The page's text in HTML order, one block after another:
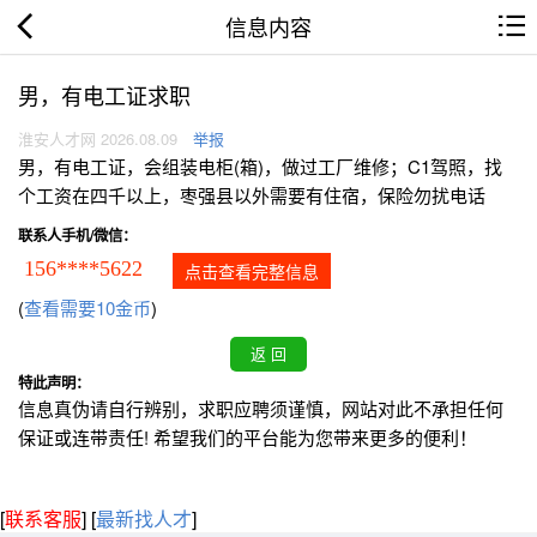
信息内容
男，有电工证求职
淮安人才网 2026.08.09 举报
男，有电工证，会组装电柜(箱)，做过工厂维修；C1驾照，找
个工资在四千以上，枣强县以外需要有住宿，保险勿扰电话
联系人手机/微信：
156****5622 点击查看完整信息
(查看需要10金币)
特此声明：
信息真伪请自行辨别，求职应聘须谨慎，网站对此不承担任何
保证或连带责任! 希望我们的平台能为您带来更多的便利！
[联系客服] [最新找人才]